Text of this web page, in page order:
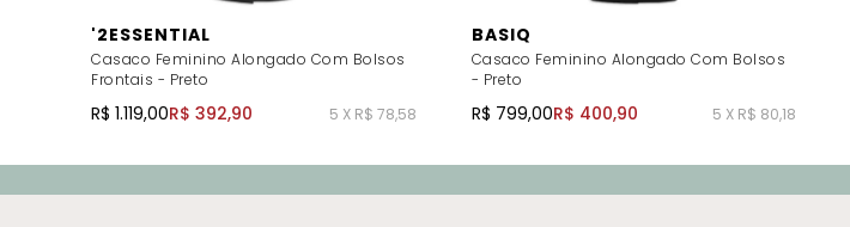
'2ESSENTIAL
Casaco Feminino Alongado Com Bolsos
Frontais - Preto
R$ 1.119,00R$ 392,90 5 X R$ 78,58
BASIQ
Casaco Feminino Alongado Com Bolsos
- Preto
R$ 799,00R$ 400,90 5 X R$ 80,18